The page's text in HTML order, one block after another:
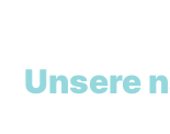
Unsere